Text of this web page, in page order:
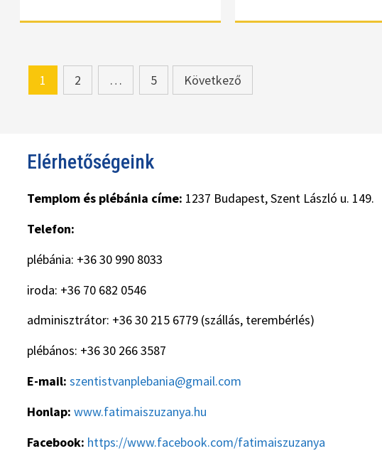
Bejegyzések
lapozása
1 2 … 5 Következő
Elérhetőségeink
Templom és plébánia címe: 1237 Budapest, Szent László u. 149.
Telefon:
plébánia: +36 30 990 8033
iroda: +36 70 682 0546
adminisztrátor: +36 30 215 6779 (szállás, terembérlés)
plébános: +36 30 266 3587
E-mail:szentistvanplebania@gmail.com
Honlap: www.fatimaiszuzanya.hu
Facebook: https://www.facebook.com/fatimaiszuzanya